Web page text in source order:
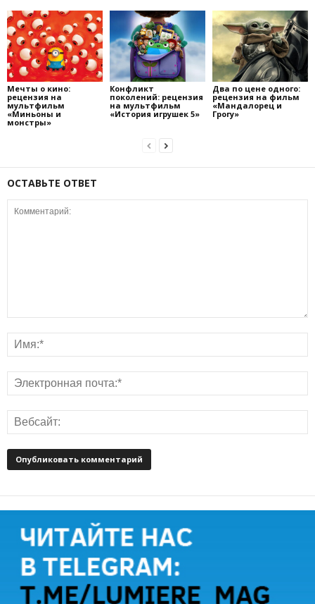
Мечты о кино:
рецензия на
мультфильм
«Миньоны и
монстры»
Конфликт
поколений: рецензия
на мультфильм
«История игрушек 5»
Два по цене одного:
рецензия на фильм
«Мандалорец и
Грогу»
ОСТАВЬТЕ ОТВЕТ